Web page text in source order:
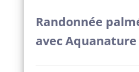
Randonnée
avec Aquanature